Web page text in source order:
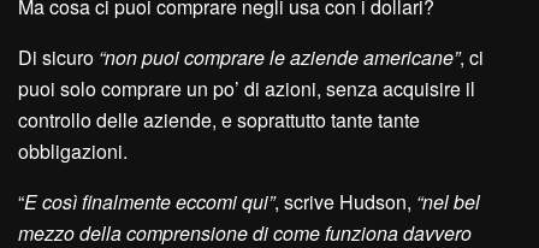
Ma cosa ci puoi comprare negli usa con i dollari?
Di sicuro “non puoi comprare le aziende americane”, ci
puoi solo comprare un po’ di azioni, senza acquisire il
controllo delle aziende, e soprattutto tante tante
obbligazioni.
“E così finalmente eccomi qui”, scrive Hudson, “nel bel
mezzo della comprensione di come funziona davvero